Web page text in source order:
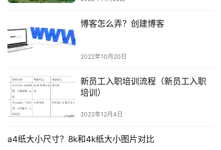
博客怎么弄？创建博客
2022年10月20日
新员工入职培训流程（新员工入职
培训）
2022年12月4日
a4纸大小尺寸？8k和4k纸大小图片对比